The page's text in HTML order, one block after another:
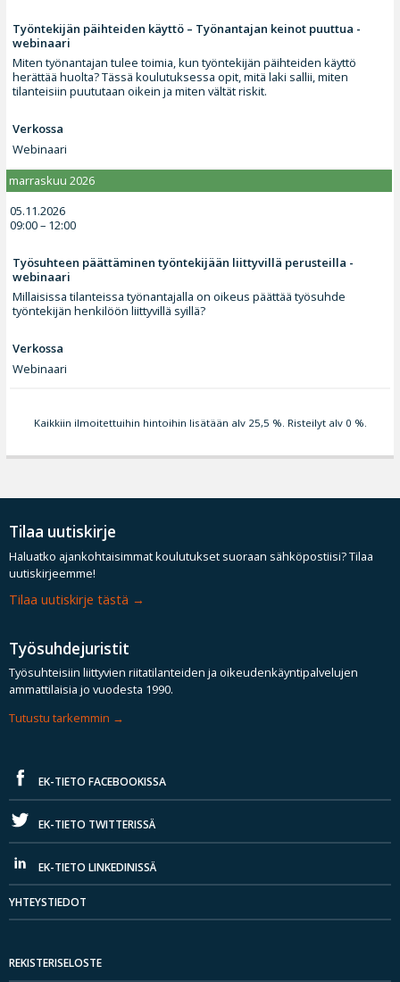
Työntekijän päihteiden käyttö – Työnantajan keinot puuttua -
webinaari
Miten työnantajan tulee toimia, kun työntekijän päihteiden käyttö
herättää huolta? Tässä koulutuksessa opit, mitä laki sallii, miten
tilanteisiin puututaan oikein ja miten vältät riskit.
Verkossa
Webinaari
marraskuu 2026
05.11.2026
09:00 – 12:00
Työsuhteen päättäminen työntekijään liittyvillä perusteilla -
webinaari
Millaisissa tilanteissa työnantajalla on oikeus päättää työsuhde
työntekijän henkilöön liittyvillä syillä?
Verkossa
Webinaari
Kaikkiin ilmoitettuihin hintoihin lisätään alv 25,5 %. Risteilyt alv 0 %.
Tilaa uutiskirje
Haluatko ajankohtaisimmat koulutukset suoraan sähköpostiisi? Tilaa
uutiskirjeemme!
Tilaa uutiskirje tästä
Työsuhdejuristit
Työsuhteisiin liittyvien riitatilanteiden ja oikeudenkäyntipalvelujen
ammattilaisia jo vuodesta 1990.
Tutustu tarkemmin
EK-TIETO FACEBOOKISSA
EK-TIETO TWITTERISSÄ
EK-TIETO LINKEDINISSÄ
YHTEYSTIEDOT
REKISTERISELOSTE